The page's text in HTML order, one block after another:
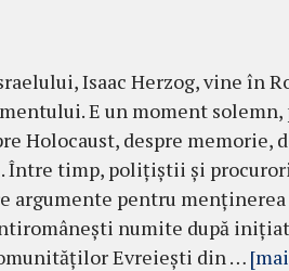
Isaac Herzog, vine în
E un moment solemn,
Holocaust, despre memorie,
Între timp, polițiștii și
argumente pentru
numite după
Evreiești din …